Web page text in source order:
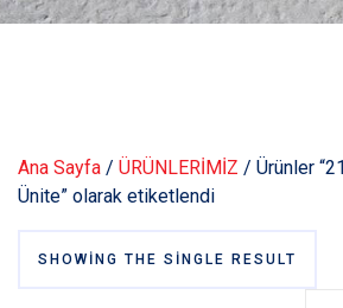
Ana Sayfa / ÜRÜNLERİMİZ / Ürünler
Ünite” olarak etiketlendi
SHOWING THE SINGLE RESULT